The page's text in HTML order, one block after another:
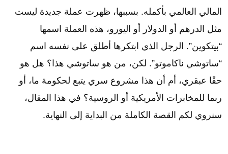
المالي العالمي بأكمله. بسببها، ظهرت عملة جديدة ليست
مثل الدرهم أو الدولار أو اليورو، هذه العملة اسمها
“بيتكوين”. الرجل الذي ابتكرها أطلق على نفسه اسم
“ساتوشي ناكاموتو”. لكن، من هو ساتوشي هذا؟ هل هو
حقًا عبقري، أم أن هذا مشروع سري يتبع لحكومة ما، أو
ربما للمخابرات الأمريكية أو الروسية؟ في هذا المقال،
سنروي لكم القصة الكاملة من البداية إلى النهاية.